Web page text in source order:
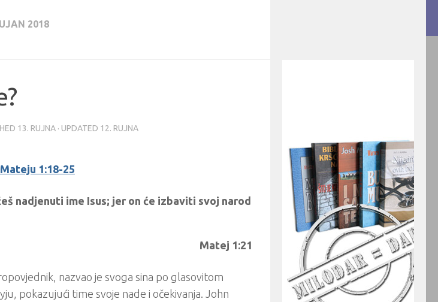
2018
13. RUJNA · UPDATED 12. RUJNA
1:18-25
nadjenuti ime Isus; jer on će izbaviti svoj narod
Matej 1:21
nazvao je svoga sina po glasovitom
pokazujući time svoje nade i očekivanja. John